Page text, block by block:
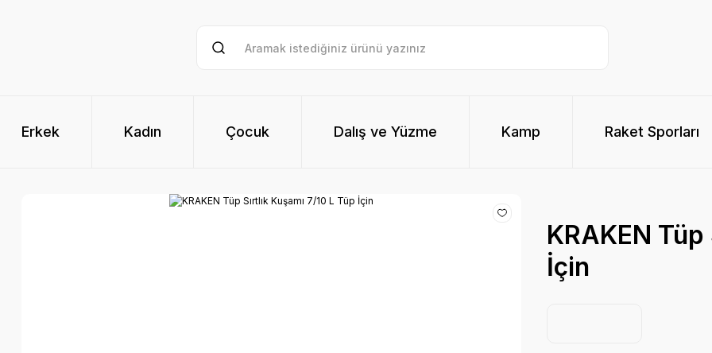
Erkek Kadın Çocuk Dalış ve Yüzme Kamp Raket Sporları
KRAKEN Tüp
İçin